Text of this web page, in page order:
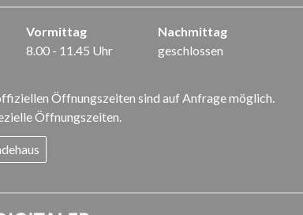
Vormittag
Nachmittag
8.00 - 11.45 Uhr geschlossen
Öffnungszeiten sind auf Anfrage möglich.
Öffnungszeiten.